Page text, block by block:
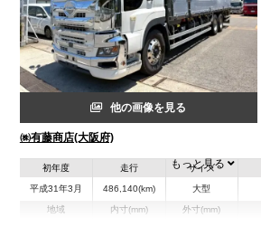
他の画像を見る
㈱有藤商店(大阪府)
初年度
平成31年3月
走行
486,140(km)
サイズ
大型
地域 内寸(mm) 外寸(mm)
もっと見る